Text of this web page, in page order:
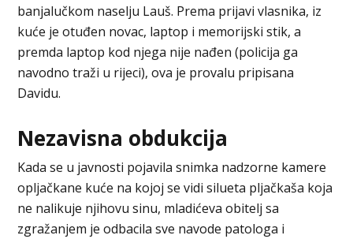
banjalučkom naselju Lauš. Prema prijavi vlasnika, iz
kuće je otuđen novac, laptop i memorijski stik, a
premda laptop kod njega nije nađen (policija ga
navodno traži u rijeci), ova je provalu pripisana
Davidu.
Nezavisna obdukcija
Kada se u javnosti pojavila snimka nadzorne kamere
opljačkane kuće na kojoj se vidi silueta pljačkaša koja
ne nalikuje njihovu sinu, mladićeva obitelj sa
zgražanjem je odbacila sve navode patologa i